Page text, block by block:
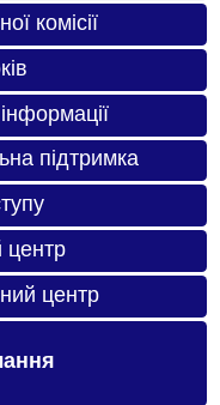
комісії
підтримка
центр
центр